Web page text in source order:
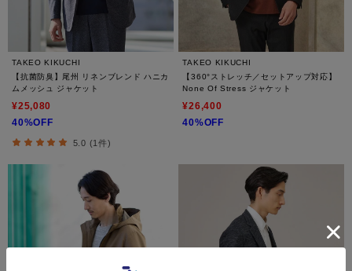
TAKEO KIKUCHI
【抗菌防臭】尾州 リネンブレンド ハニカ
ムメッシュ ジャケット
¥25,080
40%OFF
5.0 (1件)
TAKEO KIKUCHI
【360°ストレッチ／セットアップ対応】
None Of Stress ジャケット
¥26,400
40%OFF